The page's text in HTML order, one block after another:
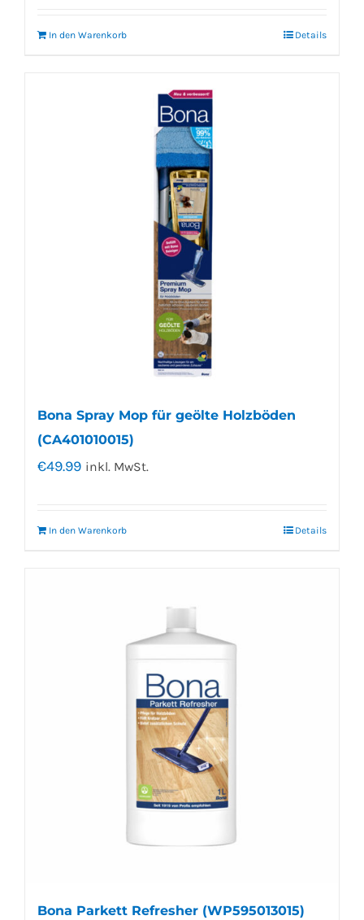
In den Warenkorb Details
Bona Spray Mop für geölte Holzböden
(CA401010015)
€49.99 inkl. MwSt.
In den Warenkorb Details
Bona Parkett Refresher (WP595013015)